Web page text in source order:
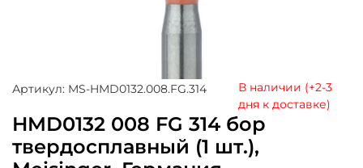
Артикул: MS-HMD0132.008.FG.314
В наличии (+2-3
дня к доставке)
HMD0132 008 FG 314 бор
твердосплавный (1 шт.),